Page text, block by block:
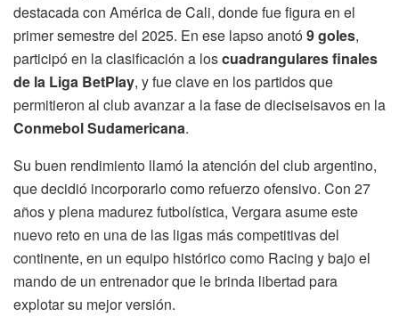
destacada con América de Cali, donde fue figura en el
primer semestre del 2025. En ese lapso anotó9 goles,
participó en la clasificación a loscuadrangulares finales
de la Liga BetPlay, y fue clave en los partidos que
permitieron al club avanzar a la fase de dieciseisavos en la
Conmebol Sudamericana.
Su buen rendimiento llamó la atención del club argentino,
que decidió incorporarlo como refuerzo ofensivo. Con 27
años y plena madurez futbolística, Vergara asume este
nuevo reto en una de las ligas más competitivas del
continente, en un equipo histórico como Racing y bajo el
mando de un entrenador que le brinda libertad para
explotar su mejor versión.